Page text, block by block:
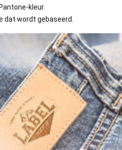
kleur.
dat wordt gebaseerd.